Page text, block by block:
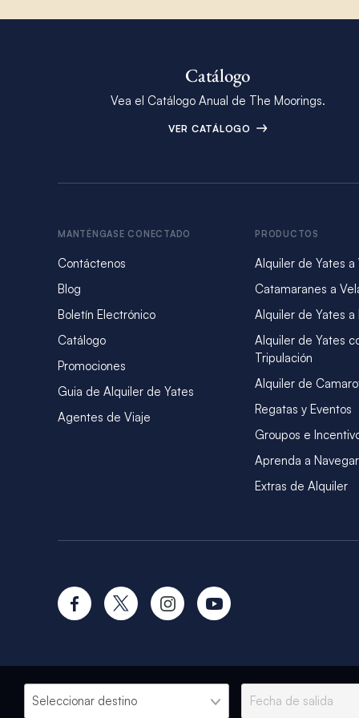
Catálogo
Vea el Catálogo Anual de The Moorings.
VER CATÁLOGO
MANTÉNGASE CONECTADO
Contáctenos
Blog
Boletín Electrónico
Catálogo
Promociones
Guia de Alquiler de Yates
Agentes de Viaje
PRODUCTOS
Alquiler de Yates a
Catamaranes a
Alquiler de Yates a
Alquiler de Yates
Tripulación
Alquiler de
Regatas y Eventos
Groupos e
Aprenda a Navegar
Extras de Alquiler